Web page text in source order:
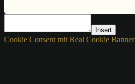
Insert
Cookie Consent mit Real Cookie Banner